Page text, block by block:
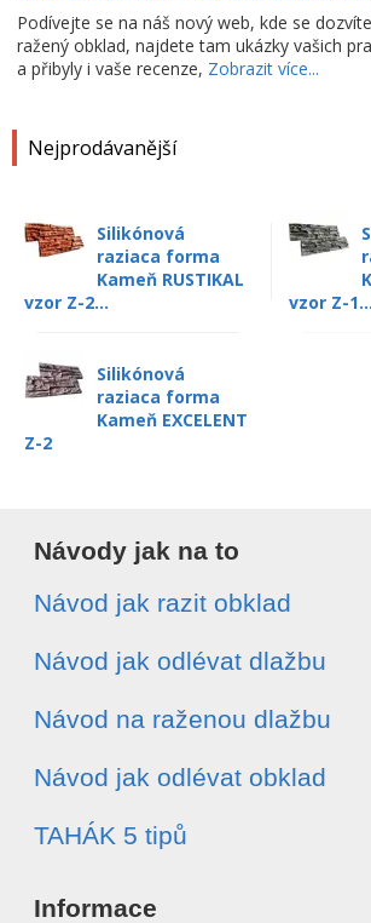
Podívejte se na náš nový web, kde se
ražený obklad, najdete tam ukázky vašich
a přibyly i vaše recenze, Zobrazit více...
Nejprodávanější
Silikónová
raziaca forma
Kameň RUSTIKAL
vzor Z-2...
vzor Z-1...
Silikónová
raziaca forma
Kameň EXCELENT
Z-2
Návody jak na to
Návod jak razit obklad
Návod jak odlévat dlažbu
Návod na raženou dlažbu
Návod jak odlévat obklad
TAHÁK 5 tipů
Informace